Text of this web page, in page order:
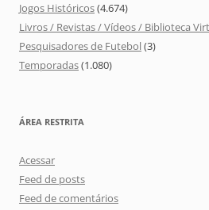
Jogos Históricos(4.674)
Livros / Revistas / Vídeos / Biblioteca
Pesquisadores de Futebol(3)
Temporadas(1.080)
ÁREA RESTRITA
Acessar
Feed de posts
Feed de comentários